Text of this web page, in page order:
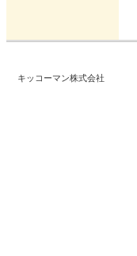
キッコーマン株式会社